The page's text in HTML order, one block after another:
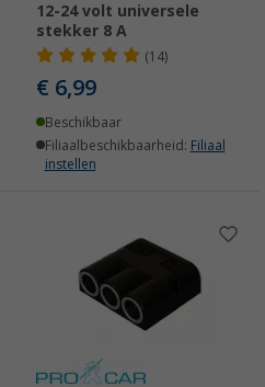
12-24 volt universele
stekker 8 A
(14)
€ 6,99
Beschikbaar
Filiaalbeschikbaarheid: Filiaal
instellen